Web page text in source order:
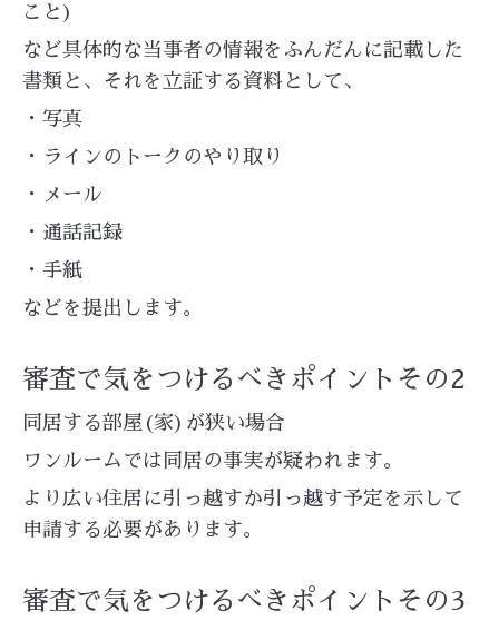
こと)
など具体的な当事者の情報をふんだんに記載した
書類と、それを立証する資料として、
・写真
・ラインのトークのやり取り
・メール
・通話記録
・手紙
などを提出します。
審査で気をつけるべきポイントその2
同居する部屋(家)が狭い場合
ワンルームでは同居の事実が疑われます。
より広い住居に引っ越すか引っ越す予定を示して
申請する必要があります。
審査で気をつけるべきポイントその3